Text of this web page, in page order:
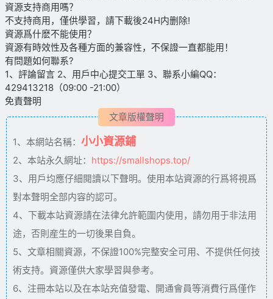
資源支持商用嗎？
不支持商用，僅供學習，請下載後24H内删除!
資源爲什麽不能使用？
資源有時效性及各種方面的兼容性，不保證一直都能用！
有問題如何聯系?
1、評論留言 2、用戶中心提交工單 3、聯系小編QQ：
429413218（09:00 -21:00）
免責聲明
文章版權聲明
1、本網站名稱： 小小資源鋪
2、本站永久網址： https://smallshops.top/
3、用戶均應仔細閱讀以下聲明。使用本站資源的行爲将視爲
對本聲明全部内容的認可。
4、下載本站資源請在法律允許範圍内使用，請勿用于非法用
途，否則産生的一切後果自負。
5、文章相關資源，不保證100%完整安全可用、不提供任何技
術支持。資源僅供大家學習與參考。
6、注冊本站以及在本站充值發電、開通會員等消費行爲僅作